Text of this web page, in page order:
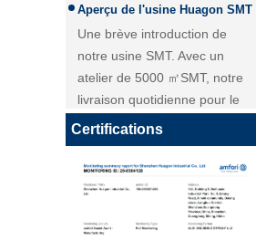
Module de charge sans fil 25W
QI2 Chargeur sans fil - Copie -
JCJW30
Une brève introduction de
notre usine SMT. Avec un
atelier de 5000 ㎡SMT, notre
livraison quotidienne pour le
module PCBA atteint plus de 40
000 pièces.
Personnalisation du module de
charge sans fil Huagon solution
de charge sans fil unique
Personnalisation du module de
charge sans fil Huagon solution
Certifications